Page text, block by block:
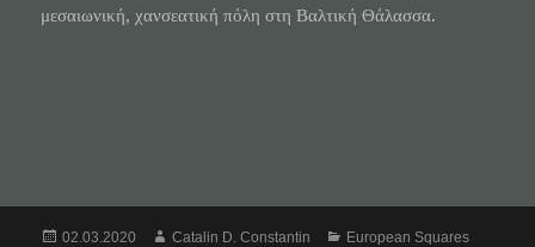
μεσαιωνική, χανσεατική πόλη στη Βαλτική Θάλασσα.
Posted
02.03.2020 Author
Catalin D. Constantin Categories
European Squares